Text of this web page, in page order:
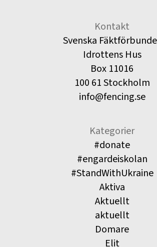
Kontakt
Svenska
Idrottens Hus
Box 11016
100 61 Stockholm
info@fencing.se
Kategorier
#donate
#engardeiskolan
#StandWithUkraine
Aktiva
Aktuellt
aktuellt
Domare
Elit